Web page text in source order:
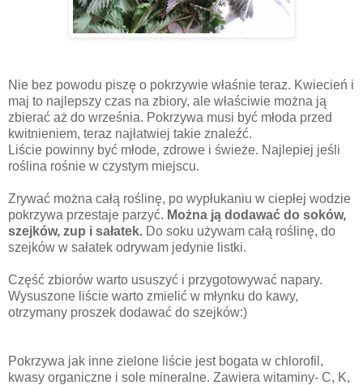
Nie bez powodu piszę o pokrzywie właśnie teraz. Kwiecień i
maj to najlepszy czas na zbiory, ale właściwie można ją
zbierać aż do września. Pokrzywa musi być młoda przed
kwitnieniem, teraz najłatwiej takie znaleźć.
Liście powinny być młode, zdrowe i świeże. Najlepiej jeśli
roślina rośnie w czystym miejscu.
Zrywać można całą roślinę, po wypłukaniu w ciepłej wodzie
pokrzywa przestaje parzyć. Można ją dodawać do soków,
szejków, zup i sałatek. Do soku używam całą roślinę, do
szejków w sałatek odrywam jedynie listki.
Część zbiorów warto ususzyć i przygotowywać napary.
Wysuszone liście warto zmielić w młynku do kawy,
otrzymany proszek dodawać do szejków:)
Pokrzywa jak inne zielone liście jest bogata w chlorofil,
kwasy organiczne i sole mineralne. Zawiera witaminy- C, K,